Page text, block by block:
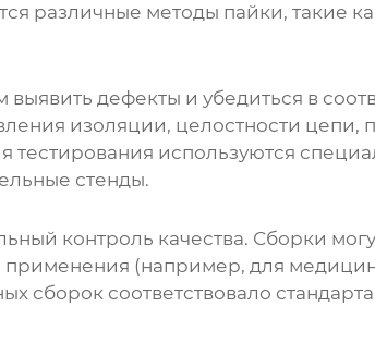
различные методы пайки, такие
дефекты и убедиться в
изоляции, целостности цепи,
используются
стенды.
контроль качества. Сборки
(например, для
сбороксоответствовало